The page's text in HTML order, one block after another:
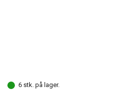
6 stk. på lager.